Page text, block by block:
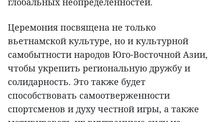
Церемония посвящена не только
вьетнамской культуре, но и культурной
самобытности народов Юго-Восточной Азии,
чтобы укрепить региональную дружбу и
солидарность. Это также будет
способствовать самоотверженности
спортсменов и духу честной игры, а также